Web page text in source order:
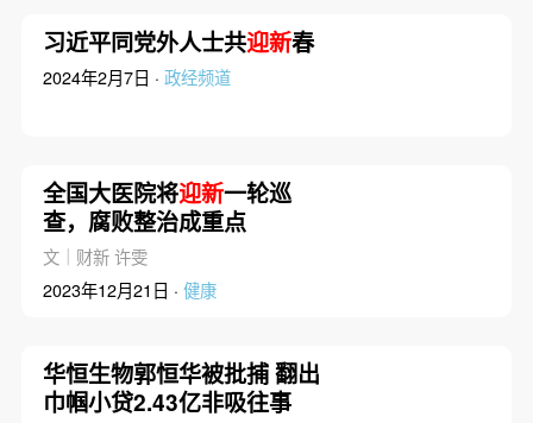
习近平同党外人士共迎新春
2024年2月7日 · 政经频道
全国大医院将迎新一轮巡
查，腐败整治成重点
文｜财新 许雯
2023年12月21日 · 健康
华恒生物郭恒华被批捕 翻出
巾帼小贷2.43亿非吸往事